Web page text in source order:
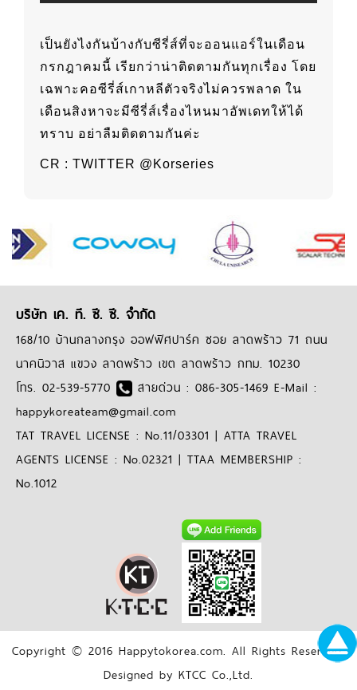
เป็นยังไงกันบ้างกับซีรี่ส์ที่จะออนแอร์ในเดือน
กรกฎาคมนี้ เรียกว่าน่าติดตามกันทุกเรื่อง โดย
เฉพาะคอซีรี่ส์เกาหลีตัวจริงไม่ควรพลาด ใน
เดือนสิงหาจะมีซีรี่ส์เรื่องไหนมาอัพเดทให้ได้
ทราบ อย่าลืมติดตามกันค่ะ
CR : TWITTER @Korseries
บริษัท เค. ที. ซี. ซี. จำกัด
168/10 บ้านกลางกรุง ออฟฟิศปาร์ค ซอย ลาดพร้าว 71 ถนน
นาคนิวาส แขวง ลาดพร้าว เขต ลาดพร้าว กทม. 10230
โทร. 02-539-5770
สายด่วน : 086-305-1469 E-Mail :
happykoreateam@gmail.com
TAT TRAVEL LICENSE : No.11/03301 | ATTA TRAVEL
AGENTS LICENSE : No.02321 | TTAA MEMBERSHIP :
No.1012
Copyright © 2016 Happytokorea.com. All Rights Reserved.
Designed by KTCC Co.,Ltd.